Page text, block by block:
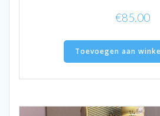
€85.00
Toevoegen aan